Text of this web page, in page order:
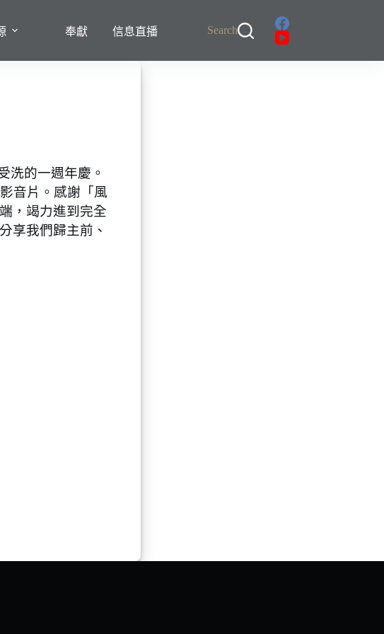
奉獻 信息直播 Search
的一週年慶。
音片。感謝「風
，竭力進到完全
享我們歸主前、